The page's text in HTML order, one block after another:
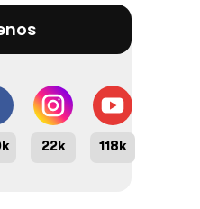
Tráiler 'Nika & Madison'
22k 118k